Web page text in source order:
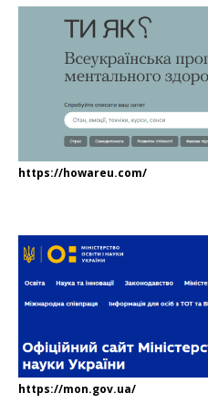
https://howareu.com/
https://mon.gov.ua/